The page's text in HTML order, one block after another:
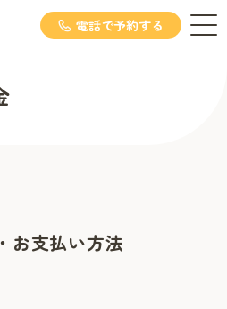
電話で予約する
お支払い方法